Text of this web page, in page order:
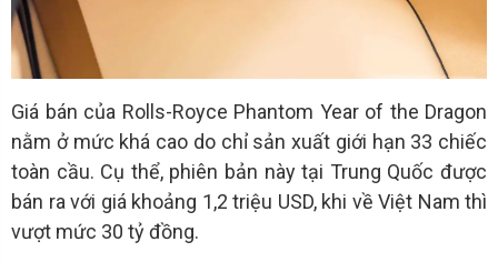
Giá bán của Rolls-Royce Phantom Year of the Dragon
nằm ở mức khá cao do chỉ sản xuất giới hạn 33 chiếc
toàn cầu. Cụ thể, phiên bản này tại Trung Quốc được
bán ra với giá khoảng 1,2 triệu USD, khi về Việt Nam thì
vượt mức 30 tỷ đồng.